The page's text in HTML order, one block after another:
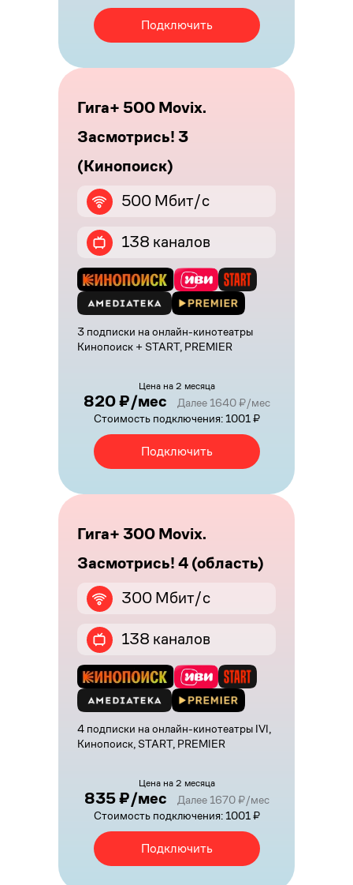
Подключить
Гига+ 500 Movix.
Засмотрись! 3
(Кинопоиск)
500 Мбит/с
138 каналов
3 подписки на онлайн-кинотеатры
Кинопоиск + START, PREMIER
Цена на 2 месяца
820 ₽/мес
Далее 1640 ₽/мес
Стоимость подключения: 1001 ₽
Подключить
Гига+ 300 Movix.
Засмотрись! 4 (область)
300 Мбит/с
138 каналов
4 подписки на онлайн-кинотеатры IVI,
Кинопоиск, START, PREMIER
Цена на 2 месяца
835 ₽/мес
Далее 1670 ₽/мес
Стоимость подключения: 1001 ₽
Подключить